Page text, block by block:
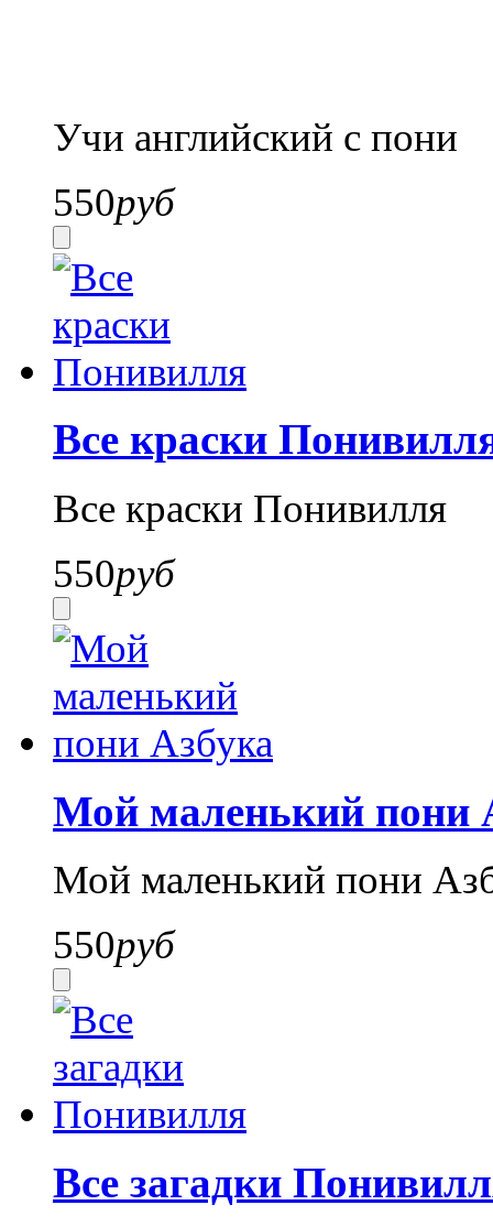
Учи английский с пони
550руб
Все краски
Все краски Понивилля
550руб
Мой маленький пони
Мой маленький пони
550руб
Все загадки